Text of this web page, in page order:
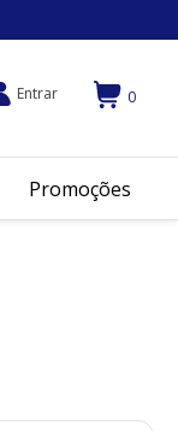
Entrar 0
Promoções